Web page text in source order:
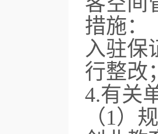
措施：
入驻保
行整改
4.有关
（1）